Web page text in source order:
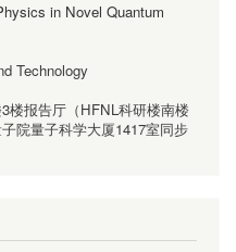
in Novel Quantum
Technology
楼报告厅（HFNL科研楼南楼
院量子科学大厦1417室同步